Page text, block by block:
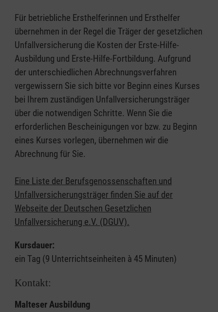
Für betriebliche Ersthelferinnen und Ersthelfer
übernehmen in der Regel die Träger der gesetzlichen
Unfallversicherung die Kosten der Erste-Hilfe-
Ausbildung und Erste-Hilfe-Fortbildung. Aufgrund
der unterschiedlichen Abrechnungsverfahren
vergewissern Sie sich bitte vor Beginn eines Kurses
bei Ihrem zuständigen Unfallversicherungsträger
über die notwendigen Schritte. Wenn Sie die
erforderlichen Bescheinigungen vor bzw. zu Beginn
eines Kurses vorlegen, übernehmen wir die
Abrechnung für Sie.
Eine Liste der Berufsgenossenschaften und
Unfallversicherungsträger finden Sie auf der
Webseite der Deutschen Gesetzlichen
Unfallversicherung e.V. (DGUV).
Kursdauer:
ein Tag (9 Unterrichtseinheiten à 45 Minuten)
Kontakt:
Malteser Ausbildung